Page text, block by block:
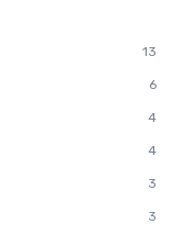
13
6
4
4
3
3